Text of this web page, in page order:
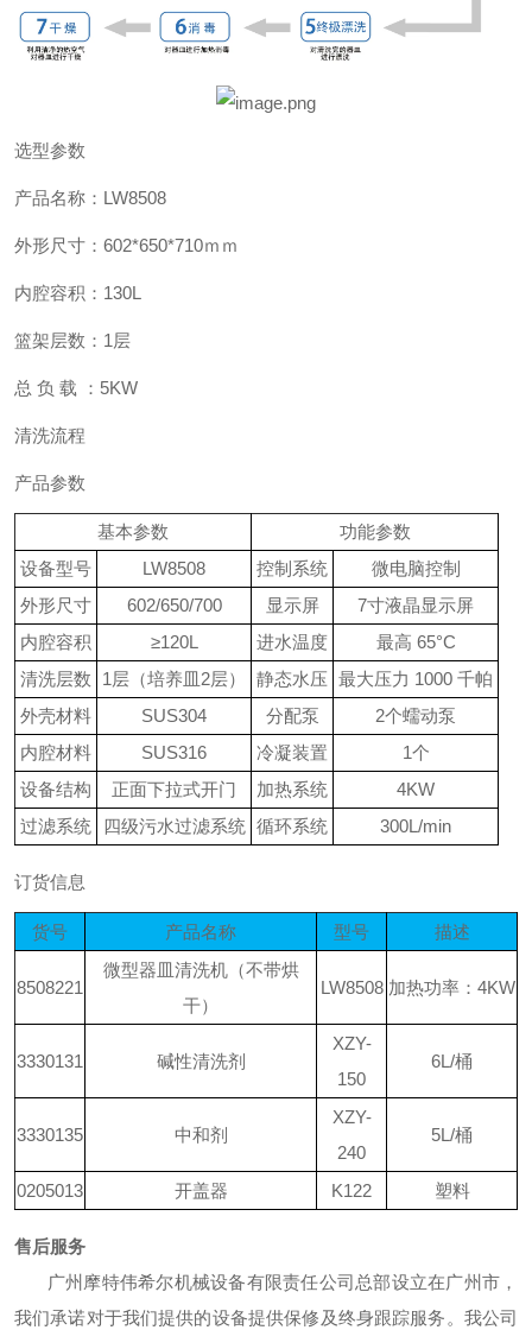
选型参数
产品名称：LW8508
外形尺寸：602*650*710ｍｍ
内腔容积：130L
篮架层数：1层
总 负 载 ：5KW
清洗流程
产品参数
基本参数
功能参数
设备型号
LW8508 控制系统
微电脑控制
外形尺寸
602/650/700 显示屏
7寸液晶显示屏
内腔容积
≥120L 进水温度 最高 65°C
清洗层数
1层（培养皿2层） 静态水压 最大压力 1000 千帕
外壳材料
SUS304 分配泵
2个蠕动泵
内腔材料
SUS316 冷凝装置
1个
设备结构
正面下拉式开门 加热系统
4KW
过滤系统
四级污水过滤系统 循环系统 300L/min
订货信息
货号 产品名称 型号 描述
8508221
微型器皿清洗机（不带烘
干）
LW8508 加热功率：4KW
3330131 碱性清洗剂
XZY-
150
6L/桶
3330135 中和剂
XZY-
240
5L/桶
0205013 开盖器 K122 塑料
售后服务
广州摩特伟希尔机械设备有限责任公司总部设立在广州市，
我们承诺对于我们提供的设备提供保修及终身跟踪服务。我公司